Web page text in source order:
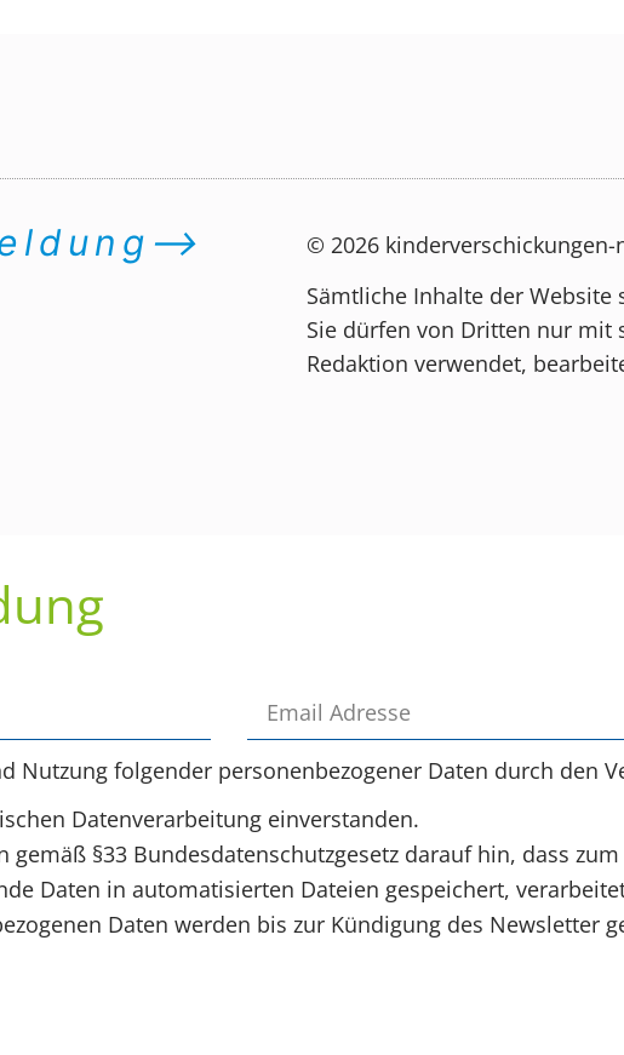
© 2026 kinderverschickungen-
Sämtliche Inhalte der
Sie dürfen von Dritten nur mit
Redaktion verwendet,
Nutzung folgender personenbezogener Daten durch den
Datenverarbeitung einverstanden.
gemäß §33 Bundesdatenschutzgesetz darauf hin, dass
Daten in automatisierten Dateien gespeichert,
Daten werden bis zur Kündigung des Newsletter